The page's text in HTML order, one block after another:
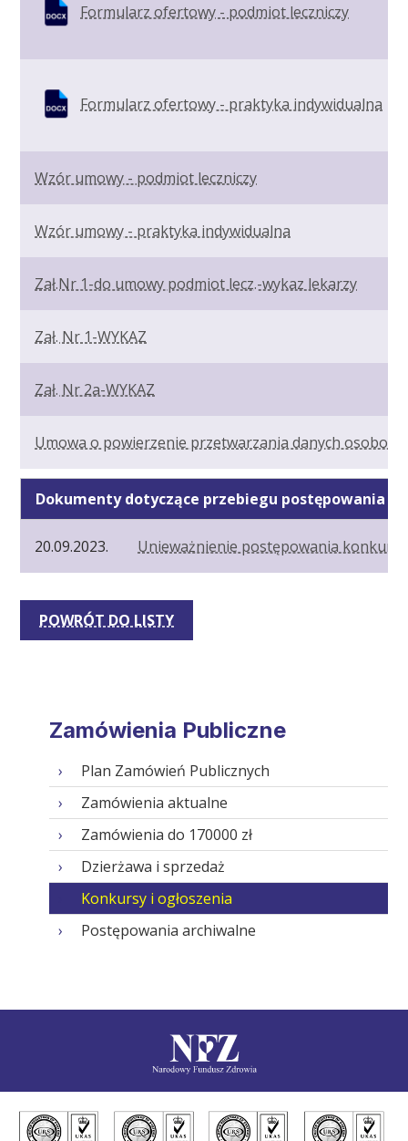
Formularz ofertowy - podmiot leczniczy
Formularz ofertowy - praktyka indywidualna
Wzór umowy - podmiot leczniczy
Wzór umowy - praktyka indywidualna
Zał.Nr 1-do umowy podmiot lecz.-wykaz lekarzy
Zał. Nr 1-WYKAZ
Zał. Nr 2a-WYKAZ
Umowa o powierzenie przetwarzania danych
Dokumenty dotyczące przebiegu postępowania
20.09.2023. Unieważnienie postępowania
POWRÓT DO LISTY
Zamówienia Publiczne
Plan Zamówień Publicznych
Zamówienia aktualne
Zamówienia do 170000 zł
Dzierżawa i sprzedaż
Konkursy i ogłoszenia
Postępowania archiwalne